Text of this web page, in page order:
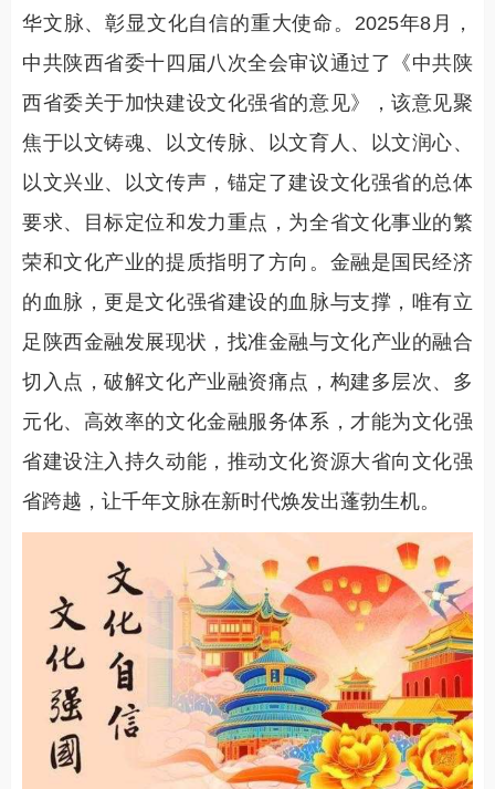
华文脉、彰显文化自信的重大使命。2025年8月，
中共陕西省委十四届八次全会审议通过了《中共陕
西省委关于加快建设文化强省的意见》，该意见聚
焦于以文铸魂、以文传脉、以文育人、以文润心、
以文兴业、以文传声，锚定了建设文化强省的总体
要求、目标定位和发力重点，为全省文化事业的繁
荣和文化产业的提质指明了方向。金融是国民经济
的血脉，更是文化强省建设的血脉与支撑，唯有立
足陕西金融发展现状，找准金融与文化产业的融合
切入点，破解文化产业融资痛点，构建多层次、多
元化、高效率的文化金融服务体系，才能为文化强
省建设注入持久动能，推动文化资源大省向文化强
省跨越，让千年文脉在新时代焕发出蓬勃生机。